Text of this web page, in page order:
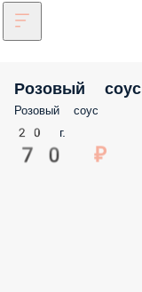
Розовый соус
Розовый соус
20 г.
70 ₽